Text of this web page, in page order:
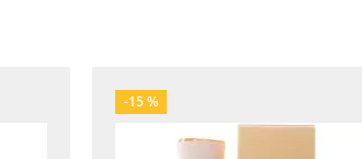
-15 %